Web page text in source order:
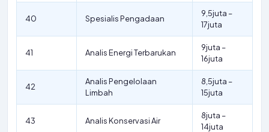
40 Spesialis Pengadaan
9,5juta –
17juta
41 Analis Energi Terbarukan
9juta –
16juta
42
Analis Pengelolaan
Limbah
8,5juta –
15juta
43 Analis Konservasi Air
8juta –
14juta